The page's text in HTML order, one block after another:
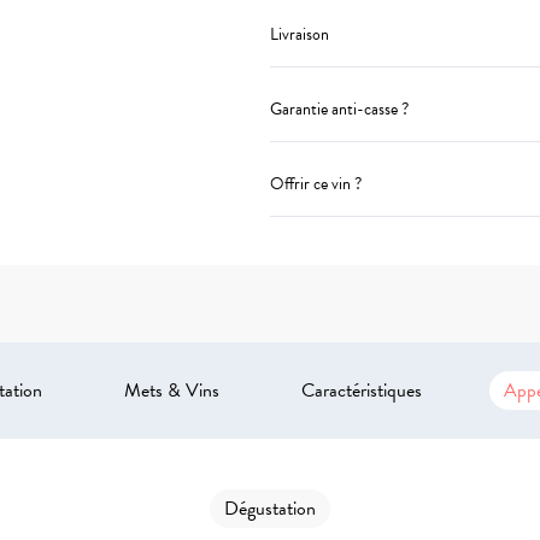
Livraison
Garantie anti-casse ?
Offrir ce vin ?
Mets & Vins Caractéristiques
Dégustation